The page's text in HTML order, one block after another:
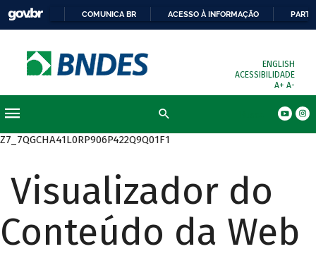
COMUNICA BR ACESSO À INFORMAÇÃO
ENGLISH
ACESSIBILIDADE
A+ A-
Z7_7QGCHA41L0RP906P422Q9Q01F1
Visualizador do
Conteúdo da Web